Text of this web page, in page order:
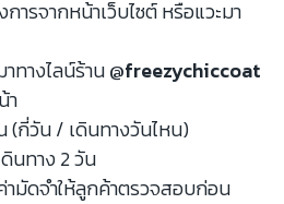
ารจากหน้าเว็บไซต์ หรือแวะมา
ทางไลน์ร้าน@freezychiccoat
า
(กี่วัน / เดินทางวันไหน)
นทาง 2 วัน
ามัดจำให้ลูกค้าตรวจสอบก่อน